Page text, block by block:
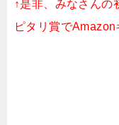
↑是非、みなさんの
ピタリ賞でAmazon